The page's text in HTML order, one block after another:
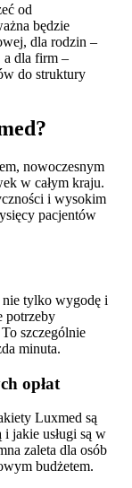
od
będzie
dla rodzin –
a dla firm –
do struktury
nowoczesnym
w całym kraju.
i wysokim
pacjentów
tylko wygodę i
potrzeby
szczególnie
minuta.
opłat
Luxmed są
i jakie usługi są w
zaleta dla osób
budżetem.